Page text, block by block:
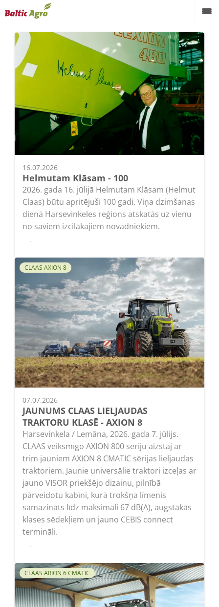
16.07.2026
Helmutam Klāsam - 100
2026. gada 16. jūlijā Helmutam Klāsam (Helmut
Claas) būtu apritējuši 100 gadi. Viņa dzimšanas
dienā Harsevinkeles reģions atskatās uz vienu
no saviem izcilākajiem novadniekiem.
Lasīt
CLAAS AXION 8
07.07.2026
JAUNUMS CLAAS LIELJAUDAS
TRAKTORU KLASĒ - AXION 8
Harsevinkela / Lemāna, 2026. gada 7. jūlijs.
CLAAS veiksmīgo AXION 800 sēriju aizstāj ar
trim jauniem AXION 8 CMATIC sērijas lieljaudas
traktoriem. Jaunie universālie traktori izceļas ar
jauno VISOR priekšējo dizainu, pilnībā
pārveidotu kabīni, kurā trokšņa līmenis
samazināts līdz maksimāli 67 dB(A), augstākās
klases sēdekļiem un jauno CEBIS connect
termināli.
Lasīt
CLAAS ARION 6 CMATIC